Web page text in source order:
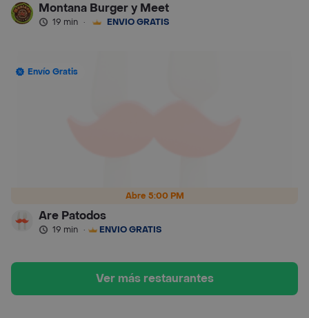
Montana Burger y Meet
19 min · ENVÍO GRATIS
Abre 5:00 PM
Envío Gratis
Are Patodos
19 min · ENVÍO GRATIS
Ver más restaurantes